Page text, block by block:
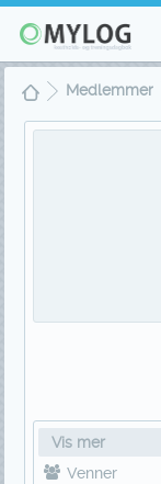
Medlemmer
Vis mer
Venner